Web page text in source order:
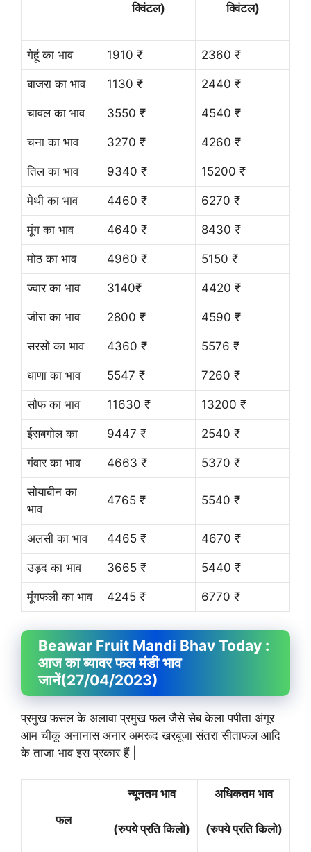
क्विंटल)
क्विंटल)
गेहूं का भाव 1910 ₹ 2360 ₹
बाजरा का भाव 1130 ₹ 2440 ₹
चावल का भाव 3550 ₹ 4540 ₹
चना का भाव 3270 ₹ 4260 ₹
तिल का भाव 9340 ₹ 15200 ₹
मेथी का भाव 4460 ₹ 6270 ₹
मूंग का भाव 4640 ₹ 8430 ₹
मोठ का भाव 4960 ₹ 5150 ₹
ज्वार का भाव 3140₹ 4420 ₹
जीरा का भाव 2800 ₹ 4590 ₹
सरसों का भाव 4360 ₹ 5576 ₹
धाणा का भाव 5547 ₹ 7260 ₹
सौफ का भाव 11630 ₹ 13200 ₹
ईसबगोल का 9447 ₹ 2540 ₹
गंवार का भाव 4663 ₹ 5370 ₹
सोयाबीन का
भाव
4765 ₹ 5540 ₹
अलसी का भाव 4465 ₹ 4670 ₹
उड़द का भाव 3665 ₹ 5440 ₹
मूंगफली का भाव 4245 ₹ 6770 ₹
Beawar Fruit Mandi Bhav Today :
आज का ब्यावर फल मंडी भाव
जानें(27/04/2023)
प्रमुख फसल के अलावा प्रमुख फल जैसे सेब केला पपीता अंगूर
आम चीकू अनानास अनार अमरूद खरबूजा संतरा सीताफल आदि
के ताजा भाव इस प्रकार हैं |
फल
न्यूनतम भाव
(रुपये प्रति किलो)
अधिकतम भाव
(रुपये प्रति किलो)